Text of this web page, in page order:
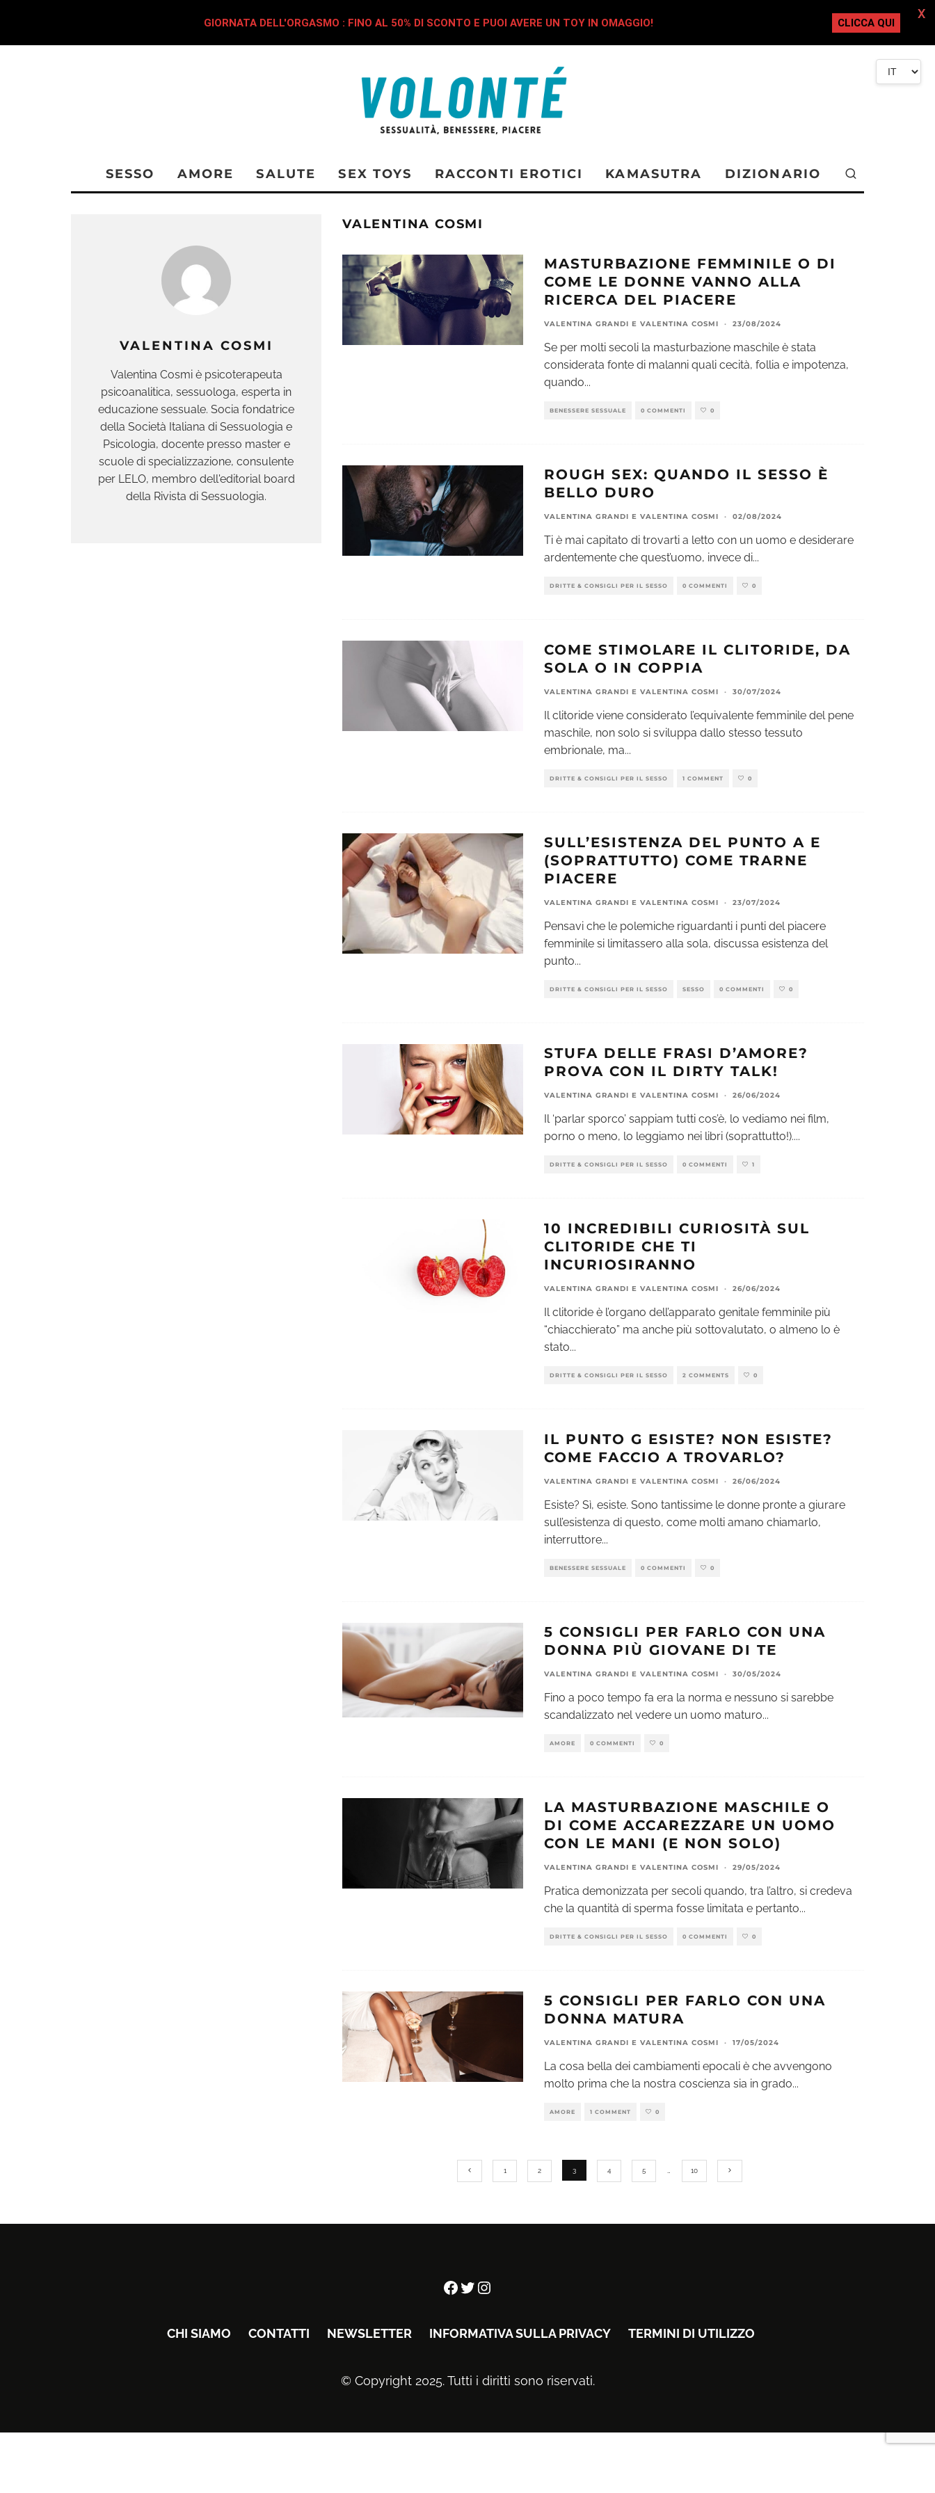
SESSO AMORE SALUTE SEX TOYS RACCONTI EROTICI KAMASUTRA DIZIONARIO
VALENTINA COSMI
Valentina Cosmi è psicoterapeuta
psicoanalitica, sessuologa, esperta in
educazione sessuale. Socia fondatrice
della Società Italiana di Sessuologia e
Psicologia, docente presso master e
scuole di specializzazione, consulente
per LELO, membro dell'editorial board
della Rivista di Sessuologia.
VALENTINA COSMI
MASTURBAZIONE FEMMINILE O DI
COME LE DONNE VANNO ALLA
RICERCA DEL PIACERE
VALENTINA GRANDI E VALENTINA COSMI · 23/08/2024
Se per molti secoli la masturbazione maschile è stata
considerata fonte di malanni quali cecità, follia e impotenza,
quando...
BENESSERE SESSUALE 0 COMMENTI 0
ROUGH SEX: QUANDO IL SESSO È
BELLO DURO
VALENTINA GRANDI E VALENTINA COSMI · 02/08/2024
Ti è mai capitato di trovarti a letto con un uomo e desiderare
ardentemente che quest’uomo, invece di...
DRITTE & CONSIGLI PER IL SESSO 0 COMMENTI 0
COME STIMOLARE IL CLITORIDE, DA
SOLA O IN COPPIA
VALENTINA GRANDI E VALENTINA COSMI · 30/07/2024
Il clitoride viene considerato l’equivalente femminile del pene
maschile, non solo si sviluppa dallo stesso tessuto
embrionale, ma...
DRITTE & CONSIGLI PER IL SESSO 1 COMMENT 0
SULL’ESISTENZA DEL PUNTO A E
(SOPRATTUTTO) COME TRARNE
PIACERE
VALENTINA GRANDI E VALENTINA COSMI · 23/07/2024
Pensavi che le polemiche riguardanti i punti del piacere
femminile si limitassero alla sola, discussa esistenza del
punto...
DRITTE & CONSIGLI PER IL SESSO SESSO 0 COMMENTI 0
STUFA DELLE FRASI D’AMORE?
PROVA CON IL DIRTY TALK!
VALENTINA GRANDI E VALENTINA COSMI · 26/06/2024
Il ‘parlar sporco’ sappiam tutti cos’è, lo vediamo nei film,
porno o meno, lo leggiamo nei libri (soprattutto!)....
DRITTE & CONSIGLI PER IL SESSO 0 COMMENTI 1
10 INCREDIBILI CURIOSITÀ SUL
CLITORIDE CHE TI
INCURIOSIRANNO
VALENTINA GRANDI E VALENTINA COSMI · 26/06/2024
Il clitoride è l’organo dell’apparato genitale femminile più
“chiacchierato” ma anche più sottovalutato, o almeno lo è
stato...
DRITTE & CONSIGLI PER IL SESSO 2 COMMENTS 0
IL PUNTO G ESISTE? NON ESISTE?
COME FACCIO A TROVARLO?
VALENTINA GRANDI E VALENTINA COSMI · 26/06/2024
Esiste? Sì, esiste. Sono tantissime le donne pronte a giurare
sull’esistenza di questo, come molti amano chiamarlo,
interruttore...
BENESSERE SESSUALE 0 COMMENTI 0
5 CONSIGLI PER FARLO CON UNA
DONNA PIÙ GIOVANE DI TE
VALENTINA GRANDI E VALENTINA COSMI · 30/05/2024
Fino a poco tempo fa era la norma e nessuno si sarebbe
scandalizzato nel vedere un uomo maturo...
AMORE 0 COMMENTI 0
LA MASTURBAZIONE MASCHILE O
DI COME ACCAREZZARE UN UOMO
CON LE MANI (E NON SOLO)
VALENTINA GRANDI E VALENTINA COSMI · 29/05/2024
Pratica demonizzata per secoli quando, tra l’altro, si credeva
che la quantità di sperma fosse limitata e pertanto...
DRITTE & CONSIGLI PER IL SESSO 0 COMMENTI 0
5 CONSIGLI PER FARLO CON UNA
DONNA MATURA
VALENTINA GRANDI E VALENTINA COSMI · 17/05/2024
La cosa bella dei cambiamenti epocali è che avvengono
molto prima che la nostra coscienza sia in grado...
AMORE 1 COMMENT 0
1 2 3 4 5 10
Facebook
Twitter
Instagram
CHI SIAMO CONTATTI NEWSLETTER INFORMATIVA SULLA PRIVACY TERMINI DI UTILIZZO
© Copyright 2025. Tutti i diritti sono riservati.
GIORNATA DELL'ORGASMO : FINO AL 50% DI SCONTO E PUOI AVERE UN TOY IN OMAGGIO! CLICCA QUI
X